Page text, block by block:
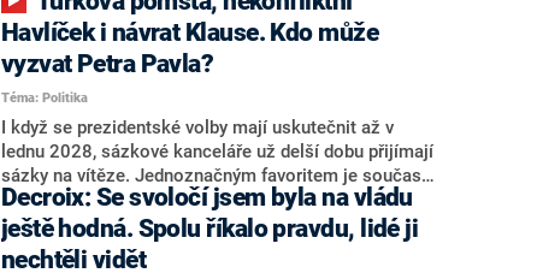
NEWS to řekl zakladatel hnutí a jihočeský hejtman
Martin Kuba. Konkrétní nebyl, ale získat by takto mohl
například senátora Zdeňka Hrabu, který je dnes
součástí klubu ODS a TOP 09. Hraba to na dotaz
redakce nevyloučil. Předseda klubu senátorů ODS
Zdeněk Nytra redakci řekl, že počítá s odchodem
některých senátorů z klubu a že Naše Česko není
nepřítel, ale soupeř.
Havlíček i návrat Klause. Kdo může
vyzvat Petra Pavla?
Téma: Politika
I když se prezidentské volby mají uskutečnit až v
lednu 2028, sázkové kanceláře už delší dobu přijímají
sázky na vítěze. Jednoznačným favoritem je současná
hlava státu Petr Pavel. Daleko za ním pak bookmakeři
zmiňují dva výrazné politiky ANO, tedy premiéra
Andreje Babiše a ministra průmyslu Karla Havlíčka.
Decroix: Se svoločí jsem byla na vládu
ještě hodná. Spolu říkalo pravdu, lidé ji
nechtěli vidět